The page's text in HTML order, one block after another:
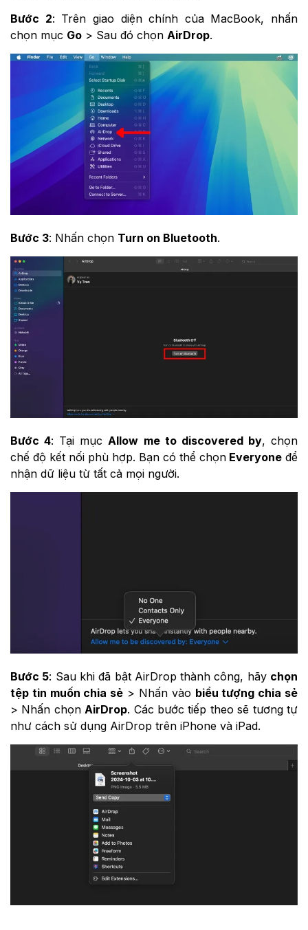
Bước 2: Trên giao diện chính của MacBook, nhấn
chọn mục Go > Sau đó chọn AirDrop.
Bước 3: Nhấn chọn Turn on Bluetooth.
Bước 4: Tại mục Allow me to discovered by, chọn
chế độ kết nối phù hợp. Bạn có thể chọn Everyone để
nhận dữ liệu từ tất cả mọi người.
Bước 5: Sau khi đã bật AirDrop thành công, hãy chọn
tệp tin muốn chia sẻ > Nhấn vào biểu tượng chia sẻ
> Nhấn chọn AirDrop. Các bước tiếp theo sẽ tương tự
như cách sử dụng AirDrop trên iPhone và iPad.